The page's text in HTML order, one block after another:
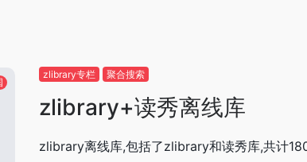
zlibrary专栏 聚合搜索
zlibrary+读秀离线库
zlibrary离线库,包括了zlibrary和读秀库,共计